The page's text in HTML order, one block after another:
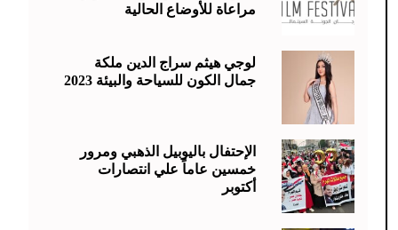
مراعاة للأوضاع الحالية
لوجي هيثم سراج الدين ملكة
جمال الكون للسياحة والبيئة 2023
الإحتفال باليوبيل الذهبي ومرور
خمسين عاماً علي انتصارات
أكتوبر